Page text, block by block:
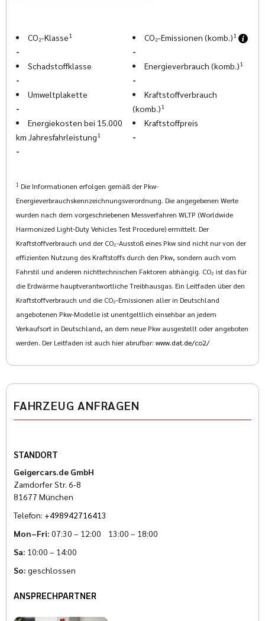
Leder
Karl Geiger: (089) 427164-13
Indian Motorcycle München & Geigercars
80939 München
Elisabeth Ostermann Tel. Nr.: 089-23887773
E-Mail: elisabeth@geigercars.de
www.indianmuenchen.com
CO₂-Klasse1
-
CO₂-Emissionen (komb.)1
-
Schadstoffklasse
-
Energieverbrauch (komb.)1
-
Umweltplakette
-
Kraftstoffverbrauch
(komb.)1
Energiekosten bei 15.000
km Jahresfahrleistung1
-
Kraftstoffpreis
-
1 Die Informationen erfolgen gemäß der Pkw-
Energieverbrauchskennzeichnungsverordnung. Die angegebenen Werte
wurden nach dem vorgeschriebenen Messverfahren WLTP (Worldwide
Harmonized Light-Duty Vehicles Test Procedure) ermittelt. Der
Kraftstoffverbrauch und der CO₂-Ausstoß eines Pkw sind nicht nur von der
effizienten Nutzung des Kraftstoffs durch den Pkw, sondern auch vom
Fahrstil und anderen nichttechnischen Faktoren abhängig. CO₂ ist das für
die Erdwärme hauptverantwortliche Treibhausgas. Ein Leitfaden über den
Kraftstoffverbrauch und die CO₂-Emissionen aller in Deutschland
angebotenen Pkw-Modelle ist unentgeltlich einsehbar an jedem
Verkaufsort in Deutschland, an dem neue Pkw ausgestellt oder angeboten
werden. Der Leitfaden ist auch hier abrufbar: www.dat.de/co2/
FAHRZEUG ANFRAGEN
STANDORT
Geigercars.de GmbH
Zamdorfer Str. 6-8
81677 München
Telefon: +498942716413
Mon–Fri: 07:30 – 12:00 13:00 – 18:00
Sa: 10:00 – 14:00
So: geschlossen
ANSPRECHPARTNER